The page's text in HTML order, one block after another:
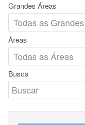
Grandes Áreas
Áreas
Busca